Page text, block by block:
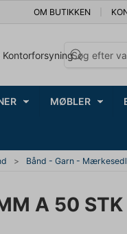
OM BUTIKKEN
MØBLER
Bånd - Garn -
A 50 STK